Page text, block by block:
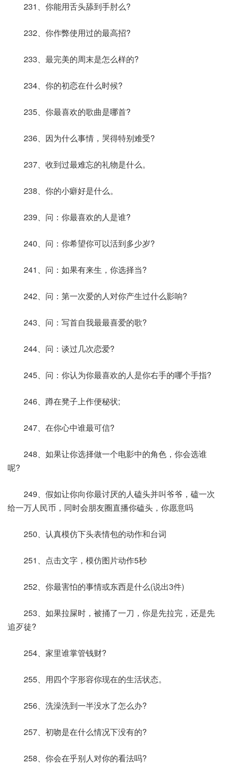
231、你能用舌头舔到手肘么?
232、你作弊使用过的最高招?
233、最完美的周末是怎么样的?
234、你的初恋在什么时候?
235、你最喜欢的歌曲是哪首?
236、因为什么事情，哭得特别难受?
237、收到过最难忘的礼物是什么。
238、你的小癖好是什么。
239、问：你最喜欢的人是谁?
240、问：你希望你可以活到多少岁?
241、问：如果有来生，你选择当?
242、问：第一次爱的人对你产生过什么影响?
243、问：写首自我最最喜爱的歌?
244、问：谈过几次恋爱?
245、问：你认为你最喜欢的人是你右手的哪个手指?
246、蹲在凳子上作便秘状;
247、在你心中谁最可信?
248、如果让你选择做一个电影中的角色，你会选谁
呢?
249、假如让你向你最讨厌的人磕头并叫爷爷，磕一次
给一万人民币，同时会朋友圈直播你磕头，你愿意吗
250、认真模仿下头表情包的动作和台词
251、点击文字，模仿图片动作5秒
252、你最害怕的事情或东西是什么(说出3件)
253、如果拉屎时，被捅了一刀，你是先拉完，还是先
追歹徒?
254、家里谁掌管钱财?
255、用四个字形容你现在的生活状态。
256、洗澡洗到一半没水了怎么办?
257、初吻是在什么情况下没有的?
258、你会在乎别人对你的看法吗?